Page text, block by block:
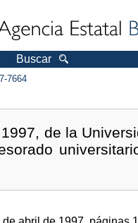
Buscar
7664
de la